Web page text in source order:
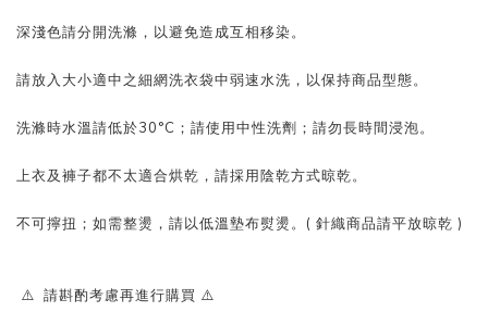
深淺色請分開洗滌，以避免造成互相移染。
請放入大小適中之細網洗衣袋中弱速水洗，以保持商品型態。
洗滌時水溫請低於30°C；請使用中性洗劑；請勿長時間浸泡。
上衣及褲子都不太適合烘乾，請採用陰乾方式晾乾。
不可擰扭；如需整燙，請以低溫墊布熨燙。( 針織商品請平放晾乾 )
⚠️ 請斟酌考慮再進行購買 ⚠️